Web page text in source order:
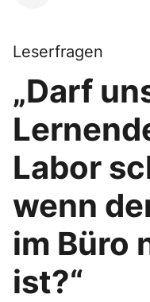
Leserfragen
„Darf
Labor
wenn
im Büro
ist?“